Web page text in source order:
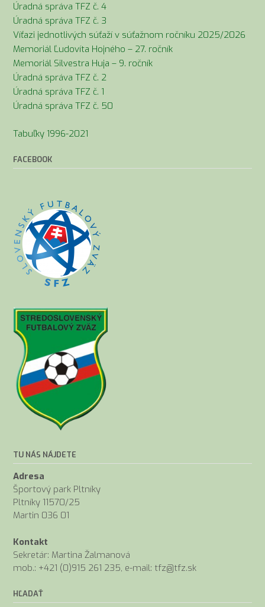
Úradná správa TFZ č. 4
Úradná správa TFZ č. 3
Víťazi jednotlivých súťaží v súťažnom ročníku 2025/2026
Memoriál Ľudovíta Hojného – 27. ročník
Memoriál Silvestra Huja – 9. ročník
Úradná správa TFZ č. 2
Úradná správa TFZ č. 1
Úradná správa TFZ č. 50
Tabuľky 1996-2021
FACEBOOK
TU NÁS NÁJDETE
Adresa
Športový park Pltníky
Pltníky 11570/25
Martin 036 01
Kontakt
Sekretár: Martina Žalmanová
mob.: +421 (0)915 261 235, e-mail: tfz@tfz.sk
HĽADAŤ